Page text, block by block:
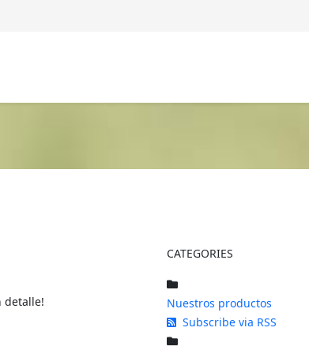
detalle!
CATEGORIES
Nuestros productos
Subscribe via RSS